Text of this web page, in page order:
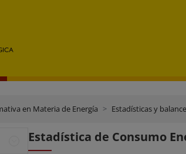
en Materia de Energía Estadísticas y
Estadística de Consumo